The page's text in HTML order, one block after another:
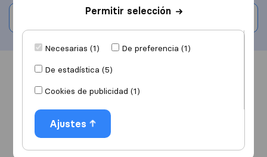
Escribe una valoración
Información Valoraciones
Permitir selección
Necesarias (1)
De preferencia (1)
De estadística (5)
Cookies de publicidad (1)
Ajustes